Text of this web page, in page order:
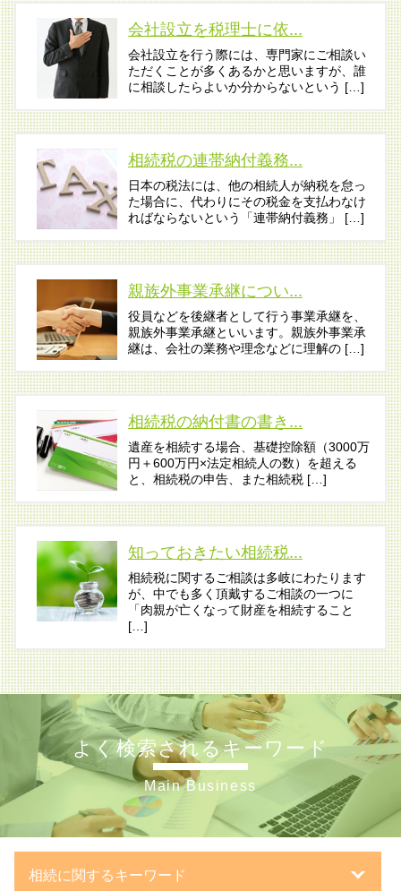
会社設立を税理士に依...
会社設立を行う際には、専門家にご相談い
ただくことが多くあるかと思いますが、誰
に相談したらよいか分からないという […]
相続税の連帯納付義務...
日本の税法には、他の相続人が納税を怠っ
た場合に、代わりにその税金を支払わなけ
ればならないという「連帯納付義務」 […]
親族外事業承継につい...
役員などを後継者として行う事業承継を、
親族外事業承継といいます。親族外事業承
継は、会社の業務や理念などに理解の […]
相続税の納付書の書き...
遺産を相続する場合、基礎控除額（3000万
円＋600万円×法定相続人の数）を超える
と、相続税の申告、また相続税 […]
知っておきたい相続税...
相続税に関するご相談は多岐にわたります
が、中でも多く頂戴するご相談の一つに
「肉親が亡くなって財産を相続すること
[…]
よく検索されるキーワード
Main Business
相続に関するキーワード